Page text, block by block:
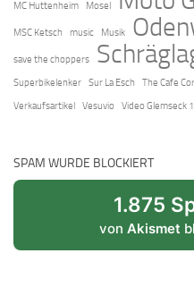
MC Huttenheim Mosel
MSC Ketsch music Musik
save the choppers
Superbikelenker
Sur La Esch The Cafe
Verkaufsartikel
Vesuvio Video Glemseck
SPAM WURDE BLOCKIERT
1.875
von Akismet